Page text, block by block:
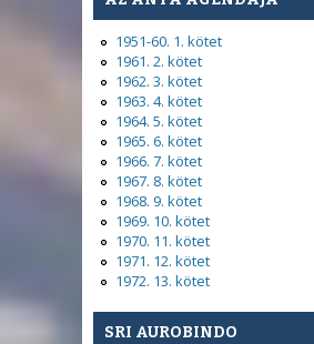
1951-60. 1. kötet
1961. 2. kötet
1962. 3. kötet
1963. 4. kötet
1964. 5. kötet
1965. 6. kötet
1966. 7. kötet
1967. 8. kötet
1968. 9. kötet
1969. 10. kötet
1970. 11. kötet
1971. 12. kötet
1972. 13. kötet
SRI AUROBINDO